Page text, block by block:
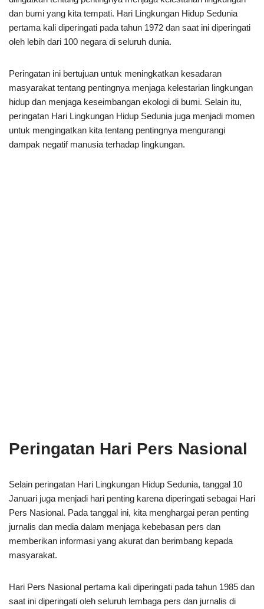
dan bumi yang kita tempati. Hari Lingkungan Hidup Sedunia
pertama kali diperingati pada tahun 1972 dan saat ini diperingati
oleh lebih dari 100 negara di seluruh dunia.
Peringatan ini bertujuan untuk meningkatkan kesadaran
masyarakat tentang pentingnya menjaga kelestarian lingkungan
hidup dan menjaga keseimbangan ekologi di bumi. Selain itu,
peringatan Hari Lingkungan Hidup Sedunia juga menjadi momen
untuk mengingatkan kita tentang pentingnya mengurangi
dampak negatif manusia terhadap lingkungan.
Peringatan Hari Pers Nasional
Selain peringatan Hari Lingkungan Hidup Sedunia, tanggal 10
Januari juga menjadi hari penting karena diperingati sebagai Hari
Pers Nasional. Pada tanggal ini, kita menghargai peran penting
jurnalis dan media dalam menjaga kebebasan pers dan
memberikan informasi yang akurat dan berimbang kepada
masyarakat.
Hari Pers Nasional pertama kali diperingati pada tahun 1985 dan
saat ini diperingati oleh seluruh lembaga pers dan jurnalis di